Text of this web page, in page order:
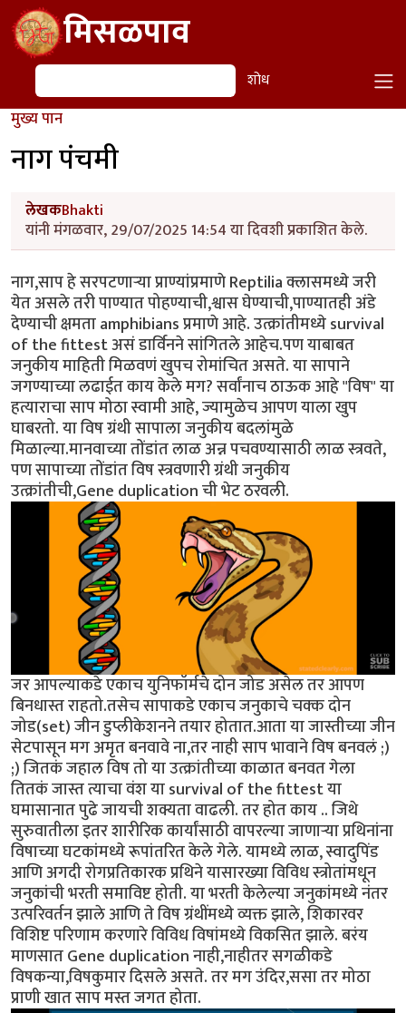
Skip to main contentमिसळपाव
शोध शोध
मुख्य पान
नाग पंचमी
लेखकBhakti
यांनी मंगळवार, 29/07/2025 14:54 या दिवशी प्रकाशित केले.
नाग,साप हे सरपटणाऱ्या प्राण्यांप्रमाणे Reptilia क्लासमध्ये जरी
येत असले तरी पाण्यात पोहण्याची,श्वास घेण्याची,पाण्यातही अंडे
देण्याची क्षमता amphibians प्रमाणे आहे. उत्क्रांतीमध्ये survival
of the fittest असं डार्विनने सांगितले आहेच.पण याबाबत
जनुकीय माहिती मिळवणं खुपच रोमांचित असते. या सापाने
जगण्याच्या लढाईत काय केले मग? सर्वांनाच ठाऊक आहे "विष" या
हत्याराचा साप मोठा स्वामी आहे, ज्यामुळेच आपण याला खुप
घाबरतो. या विष ग्रंथी सापाला जनुकीय बदलांमुळे
मिळाल्या.मानवाच्या तोंडांत लाळ अन्न पचवण्यासाठी लाळ स्त्रवते,
पण सापाच्या तोंडांत विष स्त्रवणारी ग्रंथी जनुकीय
उत्क्रांतीची,Gene duplication ची भेट ठरवली.
जर आपल्याकडे एकाच युनिफॉर्मचे दोन जोड असेल तर आपण
बिनधास्त राहतो.तसेच सापाकडे एकाच जनुकाचे चक्क दोन
जोड(set) जीन‌ डुप्लीकेशनने तयार होतात.आता या जास्तीच्या जीन
सेटपासून मग अमृत बनवावे ना,तर नाही साप भावाने विष बनवलं ;)
;) जितकं जहाल विष तो या उत्क्रांतीच्या काळात बनवत गेला
तितकं जास्त त्याचा वंश या survival of the fittest या
घमासानात पुढे जायची शक्यता वाढली. तर होत काय .. जिथे
सुरुवातीला इतर शारीरिक कार्यांसाठी वापरल्या जाणाऱ्या प्रथिनांना
विषाच्या घटकांमध्ये रूपांतरित केले गेले. यामध्ये लाळ, स्वादुपिंड
आणि अगदी रोगप्रतिकारक प्रथिने यासारख्या विविध स्त्रोतांमधून
जनुकांची भरती समाविष्ट होती. या भरती केलेल्या जनुकांमध्ये नंतर
उत्परिवर्तन झाले आणि ते विष ग्रंथींमध्ये व्यक्त झाले, शिकारवर
विशिष्ट परिणाम करणारे विविध विषांमध्ये विकसित झाले. बरंय
माणसात Gene duplication नाही,नाहीतर सगळीकडे
विषकन्या,विषकुमार दिसले असते. तर मग उंदिर,ससा तर मोठा
प्राणी खात साप मस्त जगत होता.